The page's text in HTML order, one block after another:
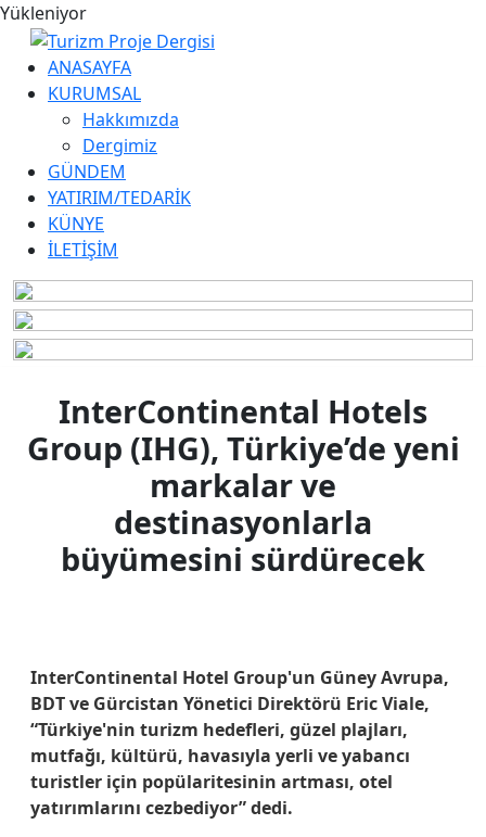
Yükleniyor
ANASAYFA
KURUMSAL
Hakkımızda
Dergimiz
GÜNDEM
YATIRIM/TEDARİK
KÜNYE
İLETİŞİM
InterContinental Hotels
Group (IHG), Türkiye’de yeni
markalar ve
destinasyonlarla
büyümesini sürdürecek
InterContinental Hotel Group'un Güney Avrupa,
BDT ve Gürcistan Yönetici Direktörü Eric Viale,
“Türkiye'nin turizm hedefleri, güzel plajları,
mutfağı, kültürü, havasıyla yerli ve yabancı
turistler için popülaritesinin artması, otel
yatırımlarını cezbediyor” dedi.